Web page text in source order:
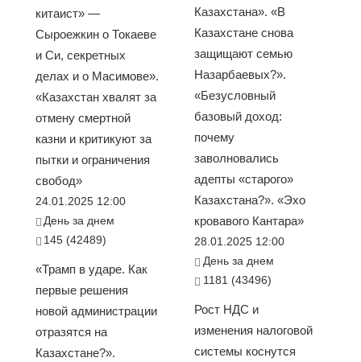
китаист» —
Сыроежкин о Токаеве
и Си, секретных
делах и о Масимове».
«Казахстан хвалят за
отмену смертной
казни и критикуют за
пытки и ограничения
свобод»
24.01.2025 12:00
День за днем
145 (42489)
«Трамп в ударе. Как
первые решения
новой администрации
отразятся на
Казахстане?».
Казахстана». «В
Казахстане снова
защищают семью
Назарбаевых?».
«Безусловный
базовый доход:
почему
заволновались
адепты «старого»
Казахстана?». «Эхо
кровавого Кантара»
28.01.2025 12:00
День за днем
1181 (43496)
Рост НДС и
изменения налоговой
системы коснутся